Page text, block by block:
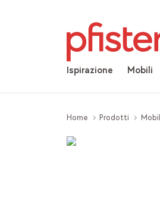
Ispirazione Mobili
Home Prodotti